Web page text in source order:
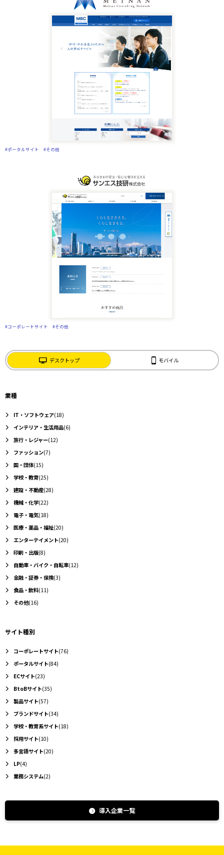
#ポータルサイト #その他
#コーポレートサイト #その他
デスクトップ モバイル
業種
IT・ソフトウェア(18)
インテリア・生活用品(6)
旅行・レジャー(12)
ファッション(7)
国・団体(15)
学校・教育(25)
建設・不動産(28)
機械・化学(22)
電子・電気(18)
医療・薬品・福祉(20)
エンターテイメント(20)
印刷・出版(8)
自動車・バイク・自転車(12)
金融・証券・保険(3)
食品・飲料(11)
その他(16)
サイト種別
コーポレートサイト(76)
ポータルサイト(84)
ECサイト(23)
BtoBサイト(35)
製品サイト(57)
ブランドサイト(34)
学校・教育系サイト(18)
採用サイト(10)
多言語サイト(20)
LP(4)
業務システム(2)
導入企業一覧